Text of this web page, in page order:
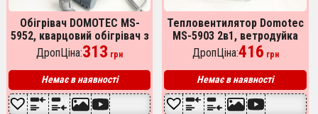
Обігрівач DOMOTEC MS-
5952, кварцовий обігрівач з
терморегулятором,
інфрачервоний обігрівач
ДропЦіна:313 грн
Немає в наявності
Тепловентилятор Domotec
MS-5903 2в1, ветродуйка
обігрівач, електрична
дуйка, тепловентилятор
дуйка
ДропЦіна:416 грн
Немає в наявності